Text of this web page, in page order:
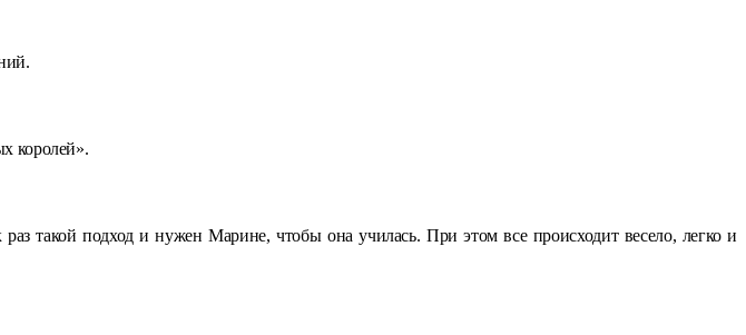
королей».
такой подход и нужен Марине, чтобы она училась. При этом все происходит весело, легко и